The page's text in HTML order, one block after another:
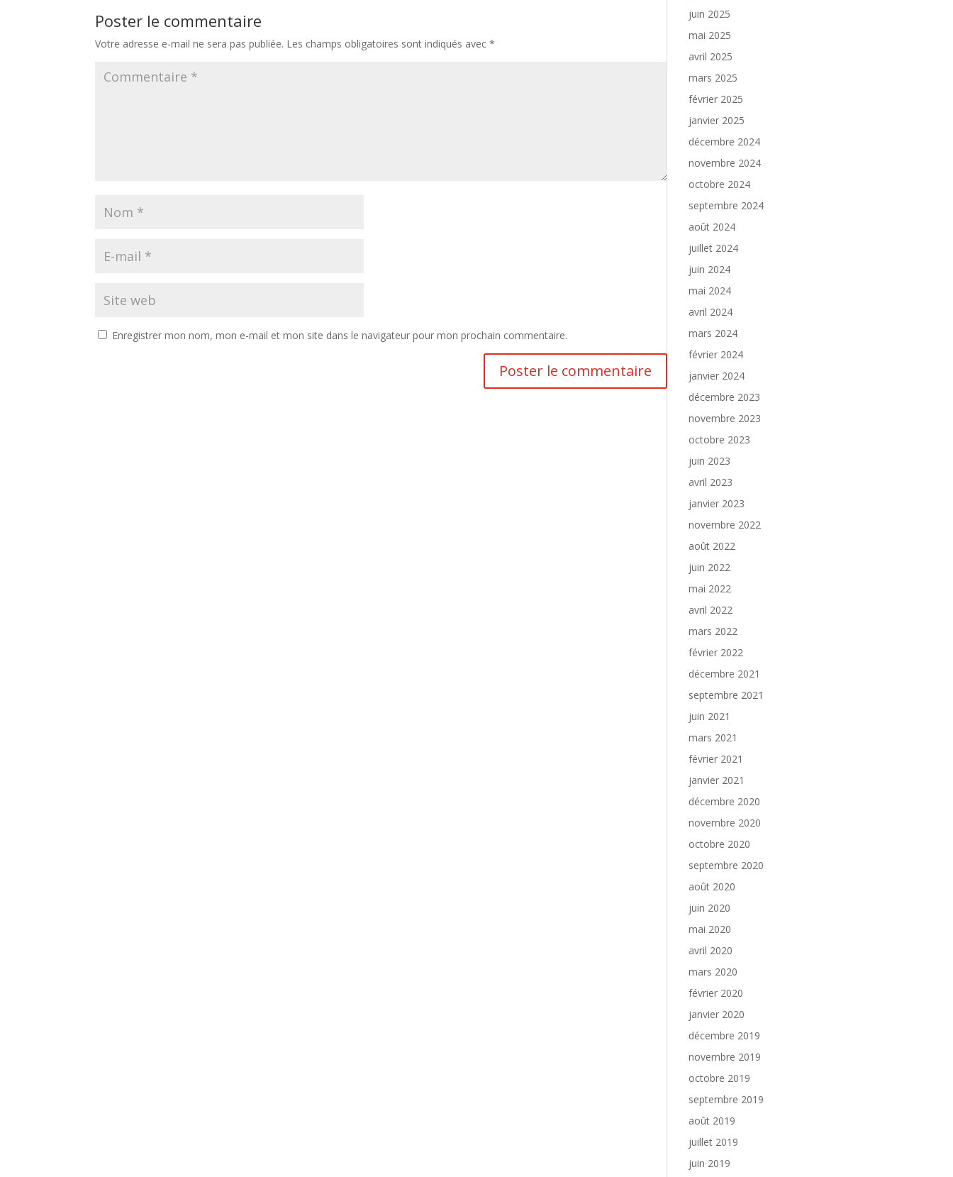
Poster le commentaire
Votre adresse e-mail ne sera pas publiée. Les champs obligatoires sont indiqués avec*
Enregistrer mon nom, mon e-mail et mon site dans le navigateur pour mon prochain commentaire.
juin 2025
mai 2025
avril 2025
mars 2025
février 2025
janvier 2025
décembre 2024
novembre 2024
octobre 2024
septembre 2024
août 2024
juillet 2024
juin 2024
mai 2024
avril 2024
mars 2024
février 2024
janvier 2024
décembre 2023
novembre 2023
octobre 2023
juin 2023
avril 2023
janvier 2023
novembre 2022
août 2022
juin 2022
mai 2022
avril 2022
mars 2022
février 2022
décembre 2021
septembre 2021
juin 2021
mars 2021
février 2021
janvier 2021
décembre 2020
novembre 2020
octobre 2020
septembre 2020
août 2020
juin 2020
mai 2020
avril 2020
mars 2020
février 2020
janvier 2020
décembre 2019
novembre 2019
octobre 2019
septembre 2019
août 2019
juillet 2019
juin 2019